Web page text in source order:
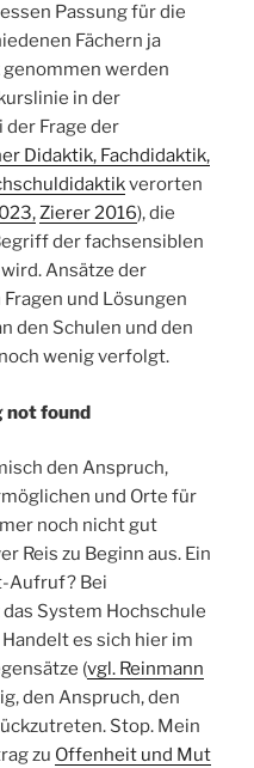
Passung für die
Fächern ja
werden
in der
der Frage der
Didaktik, Fachdidaktik,
verorten
Zierer 2016), die
der fachsensiblen
Ansätze der
und Lösungen
den Schulen und den
wenig verfolgt.
not found
den Anspruch,
und Orte für
noch nicht gut
Reis zu Beginn aus. Ein
Aufruf? Bei
System Hochschule
es sich hier im
(vgl. Reinmann
den Anspruch, den
Stop. Mein
zu Offenheit und Mut